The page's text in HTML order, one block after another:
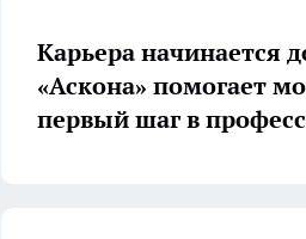
Карьера начинается
«Аскона» помогает
первый шаг в